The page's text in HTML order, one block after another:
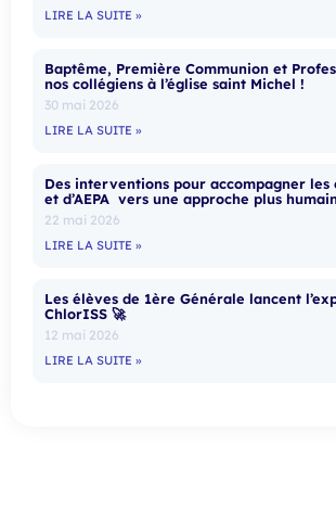
LIRE LA SUITE »
Baptême, Première Communion et
nos collégiens à l’église saint Michel !
30 mai 2026
LIRE LA SUITE »
Des interventions pour accompagner les
et d’AEPA vers une approche plus
22 mai 2026
LIRE LA SUITE »
Les élèves de 1ère Générale lancent
ChlorISS 🚀
12 mai 2026
LIRE LA SUITE »